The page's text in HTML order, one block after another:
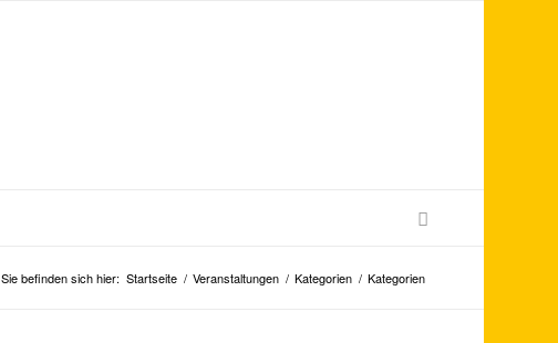
Sie befinden sich hier: Startseite / Veranstaltungen / Kategorien / Kategorien